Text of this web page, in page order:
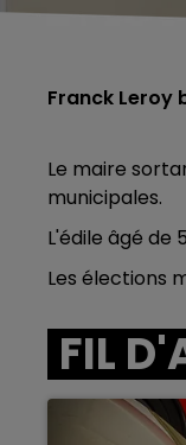
Franck Leroy
Le maire
municipales.
L'édile âgé de
Les élections
FIL